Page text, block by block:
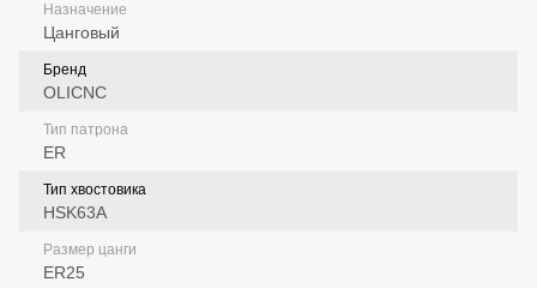
Назначение
Цанговый
Бренд
OLICNC
Тип патрона
ER
Тип хвостовика
HSK63A
Размер цанги
ER25